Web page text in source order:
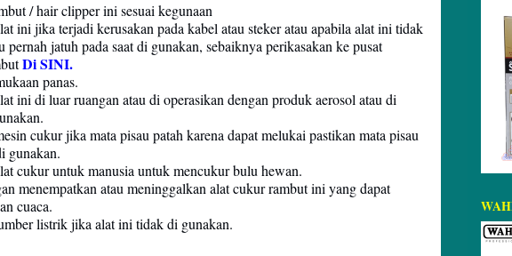
/ hair clipper ini sesuai kegunaan
ini jika terjadi kerusakan pada kabel atau steker atau apabila alat ini tidak
pernah jatuh pada saat di gunakan, sebaiknya perikasakan ke pusat
Di SINI.
panas.
ini di luar ruangan atau di operasikan dengan produk aerosol atau di
cukur jika mata pisau patah karena dapat melukai pastikan mata pisau
gunakan.
cukur untuk manusia untuk mencukur bulu hewan.
menempatkan atau meninggalkan alat cukur rambut ini yang dapat
cuaca.
listrik jika alat ini tidak di gunakan.